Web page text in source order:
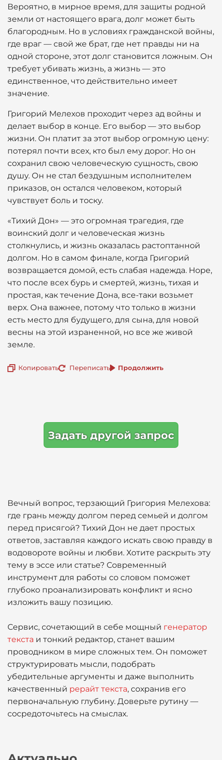
Вероятно, в мирное время, для защиты родной
земли от настоящего врага, долг может быть
благородным. Но в условиях гражданской войны,
где враг — свой же брат, где нет правды ни на
одной стороне, этот долг становится ложным. Он
требует убивать жизнь, а жизнь — это
единственное, что действительно имеет
значение.
Григорий Мелехов проходит через ад войны и
делает выбор в конце. Его выбор — это выбор
жизни. Он платит за этот выбор огромную цену:
потерял почти всех, кто был ему дорог. Но он
сохранил свою человеческую сущность, свою
душу. Он не стал бездушным исполнителем
приказов, он остался человеком, который
чувствует боль и тоску.
«Тихий Дон» — это огромная трагедия, где
воинский долг и человеческая жизнь
столкнулись, и жизнь оказалась растоптанной
долгом. Но в самом финале, когда Григорий
возвращается домой, есть слабая надежда. Hope,
что после всех бурь и смертей, жизнь, тихая и
простая, как течение Дона, все-таки возьмет
верх. Она важнее, потому что только в жизни
есть место для будущего, для сына, для новой
весны на этой израненной, но все же живой
земле.
Копировать Переписать Продолжить
Задать другой запрос
Вечный вопрос, терзающий Григория Мелехова:
где грань между долгом перед семьей и долгом
перед присягой? Тихий Дон не дает простых
ответов, заставляя каждого искать свою правду в
водовороте войны и любви. Хотите раскрыть эту
тему в эссе или статье? Современный
инструмент для работы со словом поможет
глубоко проанализировать конфликт и ясно
изложить вашу позицию.
Сервис, сочетающий в себе мощный генератор
текста и тонкий редактор, станет вашим
проводником в мире сложных тем. Он поможет
структурировать мысли, подобрать
убедительные аргументы и даже выполнить
качественный рерайт текста, сохранив его
первоначальную глубину. Доверьте рутину —
сосредоточьтесь на смыслах.